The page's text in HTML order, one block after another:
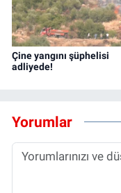
Çine yangını şüphelisi
adliyede!
Yorumlar